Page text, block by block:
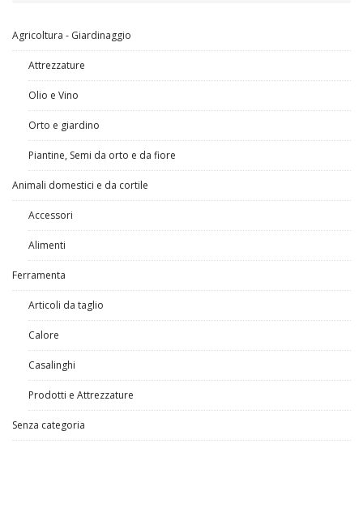
Agricoltura - Giardinaggio
Attrezzature
Olio e Vino
Orto e giardino
Piantine, Semi da orto e da fiore
Animali domestici e da cortile
Accessori
Alimenti
Ferramenta
Articoli da taglio
Calore
Casalinghi
Prodotti e Attrezzature
Senza categoria